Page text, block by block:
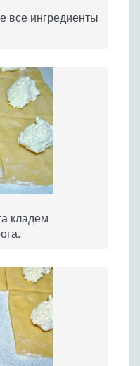
все ингредиенты
кладем